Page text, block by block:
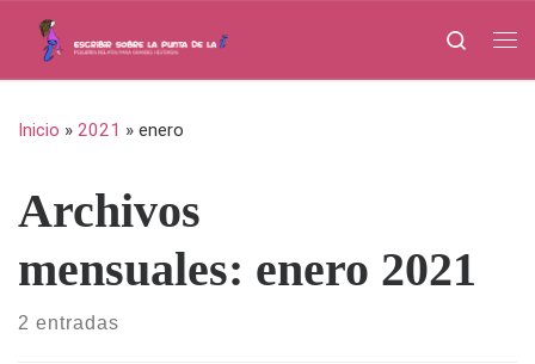
Saltar al contenido
Search
Inicio » 2021 » enero
Archivos
mensuales: enero 2021
2 entradas